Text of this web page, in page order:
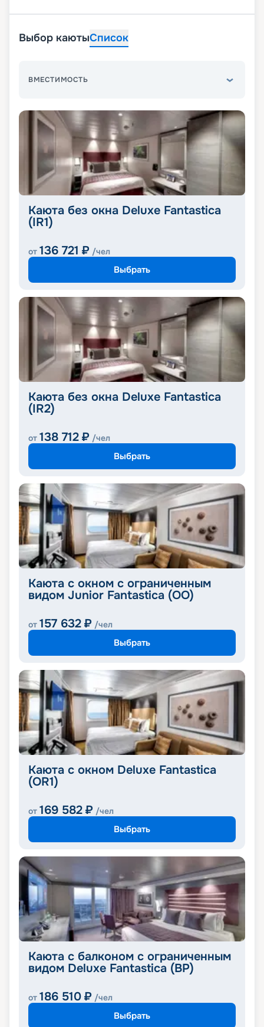
Выбор каютыСписок
ВМЕСТИМОСТЬ
Каюта без окна Deluxe Fantastica
(IR1)
от 136 721 ₽ /чел
Выбрать
Каюта без окна Deluxe Fantastica
(IR2)
от 138 712 ₽ /чел
Выбрать
Каюта с окном с ограниченным
видом Junior Fantastica (OO)
от 157 632 ₽ /чел
Выбрать
Каюта с окном Deluxe Fantastica
(OR1)
от 169 582 ₽ /чел
Выбрать
Каюта с балконом c ограниченным
видом Deluxe Fantastica (BP)
от 186 510 ₽ /чел
Выбрать